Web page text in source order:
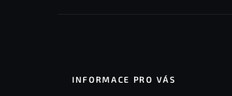
INFORMACE PRO VÁS